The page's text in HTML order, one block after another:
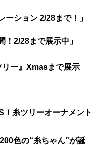
ーション 2/28まで！」
！2/28まで展示中」
リー』Xmasまで展示
糸ツリーオーナメント
色の“糸ちゃん”が誕